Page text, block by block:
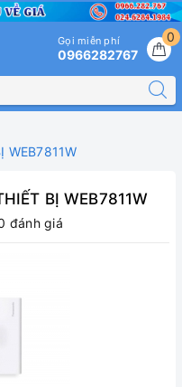
0
Gọi miễn phí
0966282767
WEB7811W
BỊ WEB7811W
đánh giá